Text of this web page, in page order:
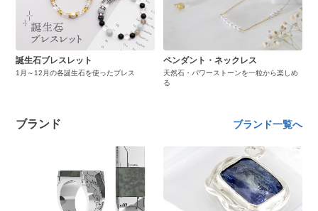
誕生石ブレスレット
1月～12月の各誕生石を使ったブレス
ペンダント・ネックレス
天然石・パワーストーンを一粒から楽しめ
る
ブランド ブランド一覧へ